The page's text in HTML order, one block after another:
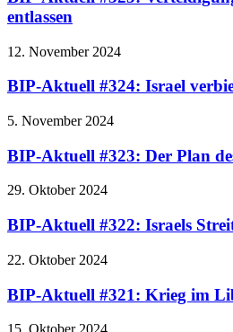
entlassen
12. November 2024
BIP-Aktuell #324: Israel
5. November 2024
BIP-Aktuell #323: Der Plan
29. Oktober 2024
BIP-Aktuell #322: Israels
22. Oktober 2024
BIP-Aktuell #321: Krieg im